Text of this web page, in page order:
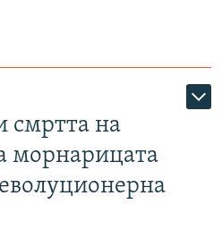
смртта на
морнарицата